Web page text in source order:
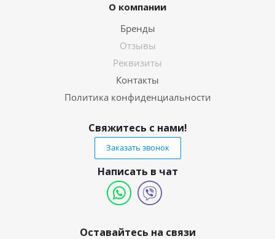
О компании
Бренды
Отзывы
Реквизиты
Контакты
Политика конфиденциальности
Свяжитесь с нами!
Заказать звонок
Написать в чат
Оставайтесь на связи